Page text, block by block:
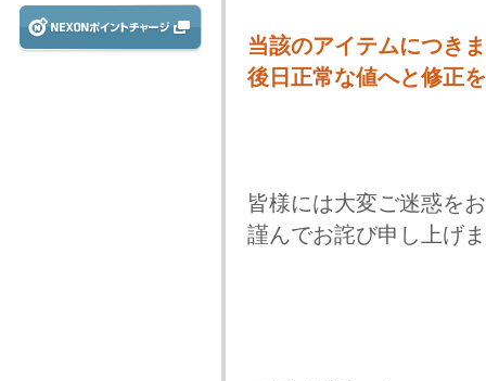
当該のアイテムにつき
後日正常な値へと修正
皆様には大変ご迷惑を
謹んでお詫び申し上げ